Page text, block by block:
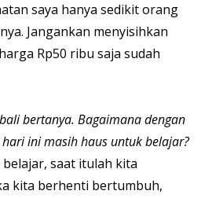
saya hanya sedikit orang
Jangankan menyisihkan
Rp50 ribu saja sudah
bertanya. Bagaimana dengan
ini masih haus untuk belajar?
saat itulah kita
kita berhenti bertumbuh,